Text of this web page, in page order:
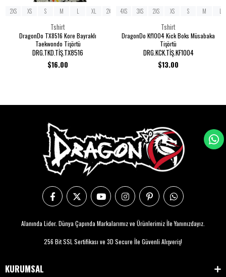
Tshirt
DragonDo TX8516 Kore Bayraklı
Taekwondo Tişörtü
DRG.TKD.TİŞ.TX8516
$16.00
2XS XS S M L XL 2XL 3XL
Tshirt
DragonDo Kf1004 Kick Boks Müsabaka
Tişörtü
DRG.KCK.TİŞ.KF1004
$13.00
4XS 3XS 2XS XS S M L
Alanında Lider. Dünya Çapında Markalarımız ve Ürünlerimiz İle Yanınızdayız.
256 Bit SSL Sertifikası ve 3D Secure İle Güvenli Alışveriş!
KURUMSAL